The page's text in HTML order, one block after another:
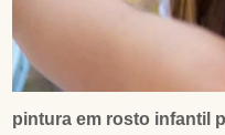
pintura em rosto infantil